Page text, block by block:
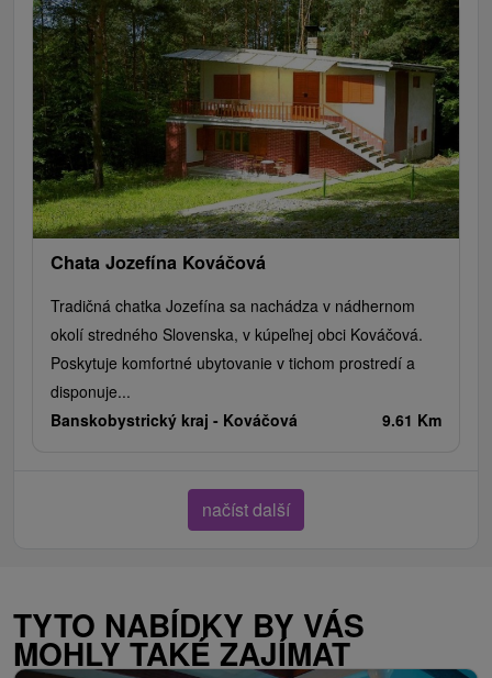
Chata Jozefína Kováčová
Tradičná chatka Jozefína sa nachádza v nádhernom
okolí stredného Slovenska, v kúpeľnej obci Kováčová.
Poskytuje komfortné ubytovanie v tichom prostredí a
disponuje...
Banskobystrický kraj - Kováčová 9.61 Km
načíst další
TYTO NABÍDKY BY VÁS
MOHLY TAKÉ ZAJÍMAT